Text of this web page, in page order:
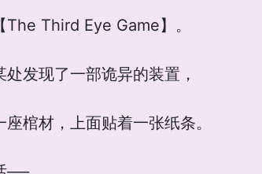
Third Eye Game】。
发现了一部诡异的装置，
棺材，上面贴着一张纸条。